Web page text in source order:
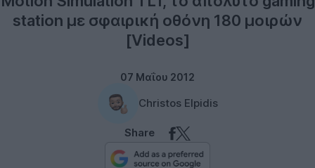
station με σφαιρική οθόνη 180 μοιρών
[Videos]
07 Μαΐου 2012
Christos Elpidis
Share